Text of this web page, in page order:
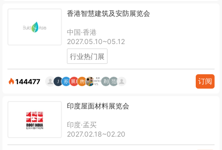
香港智慧建筑及安防展览会
中国·香港
2027.05.10~05.12
行业热门展
144477 订阅
印度屋面材料展览会
印度·孟买
2027.02.18~02.20